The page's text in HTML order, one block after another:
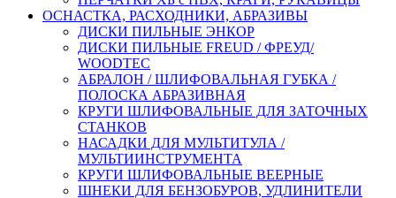
ОСНАСТКА, РАСХОДНИКИ, АБРАЗИВЫ
ДИСКИ ПИЛЬНЫЕ ЭНКОР
ДИСКИ ПИЛЬНЫЕ FREUD / ФРЕУД/
WOODTEC
АБРАЛОН / ШЛИФОВАЛЬНАЯ ГУБКА /
ПОЛОСКА АБРАЗИВНАЯ
КРУГИ ШЛИФОВАЛЬНЫЕ ДЛЯ ЗАТОЧНЫХ
СТАНКОВ
НАСАДКИ ДЛЯ МУЛЬТИТУЛА /
МУЛЬТИИНСТРУМЕНТА
КРУГИ ШЛИФОВАЛЬНЫЕ ВЕЕРНЫЕ
ШНЕКИ ДЛЯ БЕНЗОБУРОВ, УДЛИНИТЕЛИ